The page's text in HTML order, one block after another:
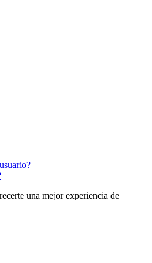
una mejor experiencia de